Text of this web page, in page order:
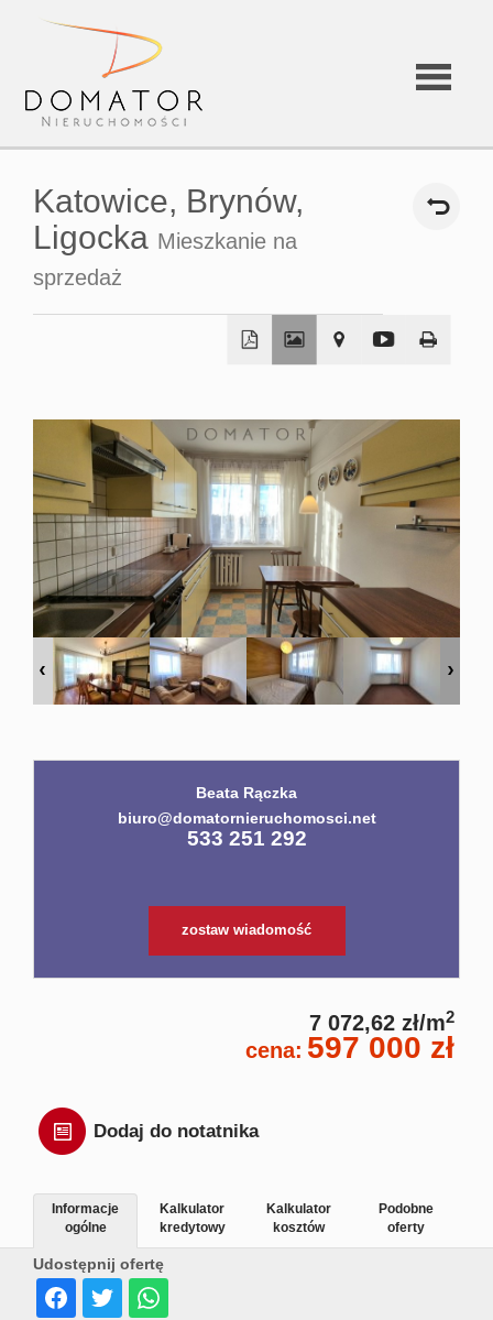
Strona
Oferta
Usługi
Kontakt
Katowice, Brynów,
Ligocka Mieszkanie na
sprzedaż
Beata Rączka
biuro@domatornieruchomosci.net
533 251 292
zostaw wiadomość
7 072,62 zł/m2
cena: 597 000 zł
Dodaj do notatnika
Udostępnij ofertę
Informacje
ogólne
Kalkulator
kredytowy
Kalkulator
kosztów
Podobne
oferty